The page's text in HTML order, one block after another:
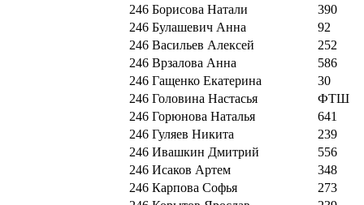
246 Борисова Натали
390
246 Булашевич Анна
92
246 Васильев Алексей
252
246 Врзалова Анна
586
246 Гащенко Екатерина
30
246 Головина Настасья
ФТШ
246 Горюнова Наталья
641
246 Гуляев Никита
239
246 Ивашкин Дмитрий
556
246 Исаков Артем
348
246 Карпова Софья
273